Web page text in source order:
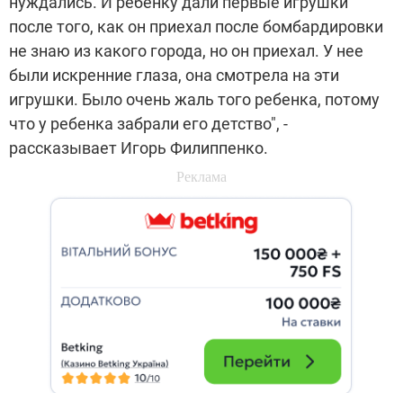
после того, как он приехал после бомбардировки
не знаю из какого города, но он приехал. У нее
были искренние глаза, она смотрела на эти
игрушки. Было очень жаль того ребенка, потому
что у ребенка забрали его детство", -
рассказывает Игорь Филиппенко.